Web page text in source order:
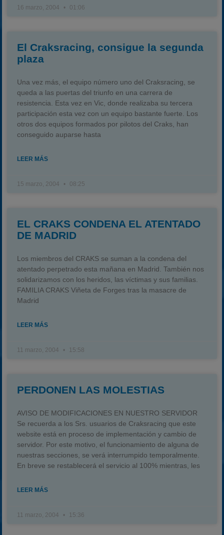
16 marzo, 2004 01:06
El Craksracing, consigue la segunda
plaza
Una vez más, el equipo número uno del Craksracing, se
queda a las puertas del triunfo en una carrera de
resistencia. Esta vez en Vic, donde realizaba su tercera
participación esta vez con un equipo bastante fuerte. Los
otros dos equipos formados por pilotos del Craks, han
conseguido auparse hasta
LEER MÁS
15 marzo, 2004 08:25
EL CRAKS CONDENA EL ATENTADO
DE MADRID
Los miembros del CRAKS se suman a la condena del
atentado perpetrado esta mañana en Madrid. También nos
solidarizamos con los heridos, las víctimas y sus familias.
FAMILIA CRAKS Viñeta de Forges tras la masacre de
Madrid
LEER MÁS
11 marzo, 2004 15:58
PERDONEN LAS MOLESTIAS
AVISO DE MODIFICACIONES EN NUESTRO SERVIDOR
Se recuerda a los Srs. usuarios de Craksracing que este
website está en proceso de implementación y cambio de
servidor. Por este motivo, el funcionamiento de alguna de
nuestras secciones, se verá interrumpido temporalmente.
En breve se restablecerá el servicio al 100% mientras, les
LEER MÁS
11 marzo, 2004 15:36